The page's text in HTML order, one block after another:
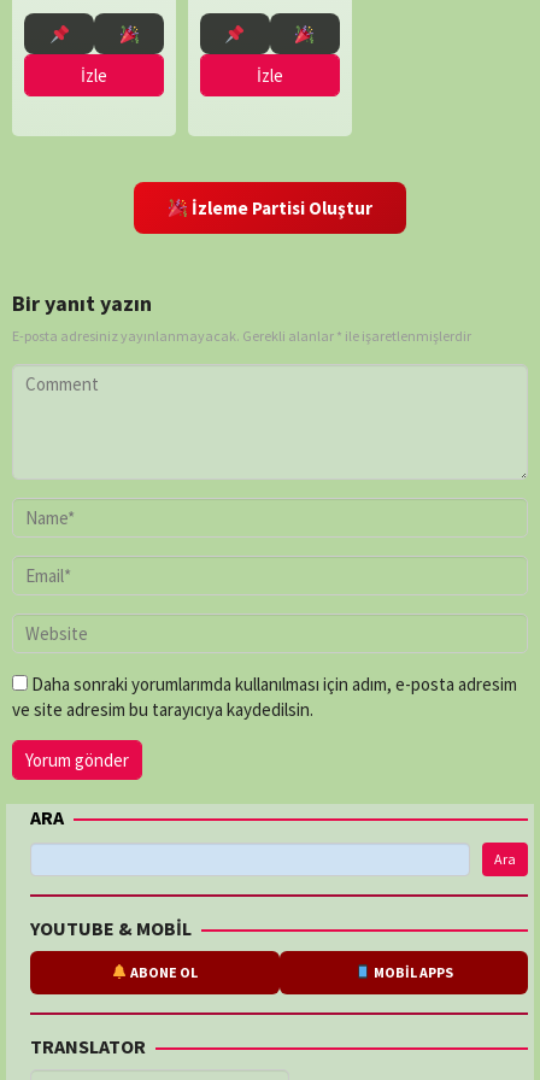
İzle
Lepetit
İzle
İzleme Partisi Oluştur
Bir yanıt yazın
E-posta adresiniz yayınlanmayacak. Gerekli alanlar * ile işaretlenmişlerdir
Daha sonraki yorumlarımda kullanılması için adım, e-posta adresim
ve site adresim bu tarayıcıya kaydedilsin.
ARA
Ara
YOUTUBE & MOBİL
ABONE OL MOBİL APPS
TRANSLATOR